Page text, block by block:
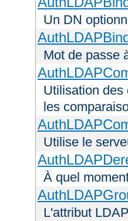
Un DN
Mot de passe
Utilisation des
les
Utilise le
À quel
L'attribut